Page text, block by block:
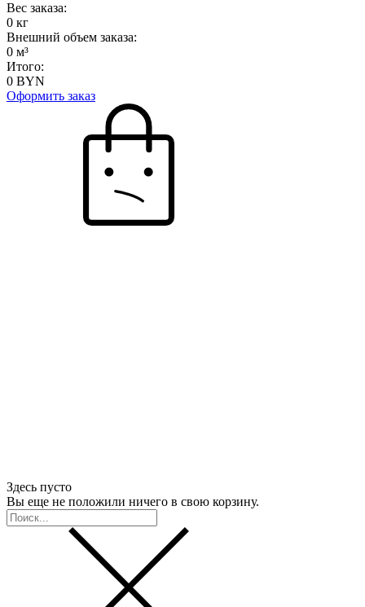
Вес заказа:
0 кг
Внешний объем заказа:
0 м³
Итого:
0 BYN
Оформить заказ
Здесь пусто
Вы еще не положили ничего в свою корзину.